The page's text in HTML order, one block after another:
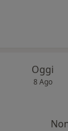
Oggi
8 Ago